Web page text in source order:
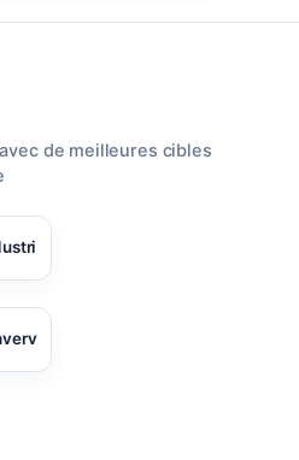
de meilleures cibles